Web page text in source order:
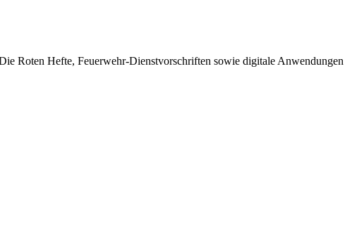
Roten Hefte, Feuerwehr-Dienstvorschriften sowie digitale Anwendungen